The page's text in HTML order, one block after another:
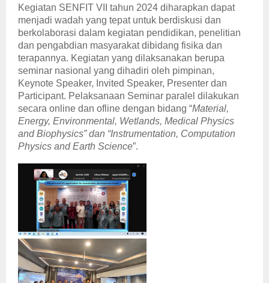
Kegiatan SENFIT VII tahun 2024 diharapkan dapat
menjadi wadah yang tepat untuk berdiskusi dan
berkolaborasi dalam kegiatan pendidikan, penelitian
dan pengabdian masyarakat dibidang fisika dan
terapannya. Kegiatan yang dilaksanakan berupa
seminar nasional yang dihadiri oleh pimpinan,
Keynote Speaker, Invited Speaker, Presenter dan
Participant. Pelaksanaan Seminar paralel dilakukan
secara online dan ofline dengan bidang “Material,
Energy, Environmental, Wetlands, Medical Physics
and Biophysics” dan “Instrumentation, Computation
Physics and Earth Science”.